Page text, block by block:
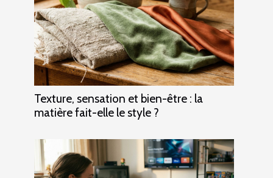
Texture, sensation et bien-être : la
matière fait-elle le style ?